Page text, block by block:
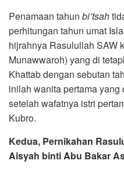
Penamaan tahun bi’tsah
perhitungan tahun umat
hijrahnya Rasulullah SAW
Munawwaroh) yang di
Khattab dengan sebutan
inilah wanita pertama
setelah wafatnya istri
Kubro.
Kedua, Pernikahan
Aisyah binti Abu Bakar